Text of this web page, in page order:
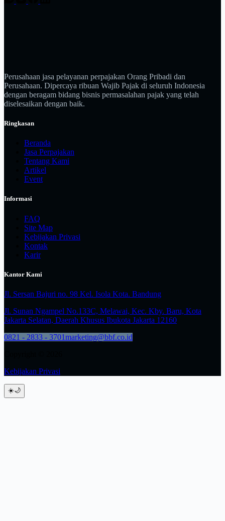
Perusahaan jasa pelayanan perpajakan Orang Pribadi dan
Perusahaan. Dipercaya ribuan Wajib Pajak di seluruh Indonesia
dengan beragam bidang bisnis permasalahan pajak yang telah
diselesaikan dengan baik.
Ringkasan
Beranda
Jasa Perpajakan
Tentang Kami
Artikel
Event
Informasi
FAQ
Site Map
Kebijakan Privasi
Kontak
Karir
Kantor Kami
Jl. Sersan Bajuri no. 98 Kel. Isola Kota. Bandung
Jl. Sunan Ngampel No.133C, Melawai, Kec. Kby. Baru, Kota
Jakarta Selatan, Daerah Khusus Ibukota Jakarta 12160
0821 - 2833 - 3701marketing@bbf.co.id
Kebijakan Privasi
☀️🌙